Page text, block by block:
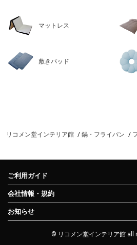
マットレス
敷きパッド
リコメン堂インテリア館 鍋・フライパン
ご利用ガイド
会社情報・規約
お知らせ
© リコメン堂インテリア館 all